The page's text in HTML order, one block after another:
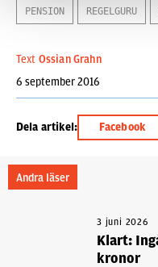
PENSION REGELGURU
Text Ossian Grahn
6 september 2016
Dela artikel: Facebook
Andra läser
3 juni 2026
Klart:
kronor